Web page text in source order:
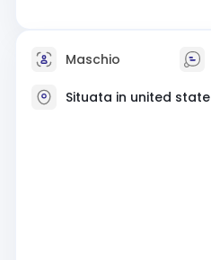
Maschio
Situata in united state